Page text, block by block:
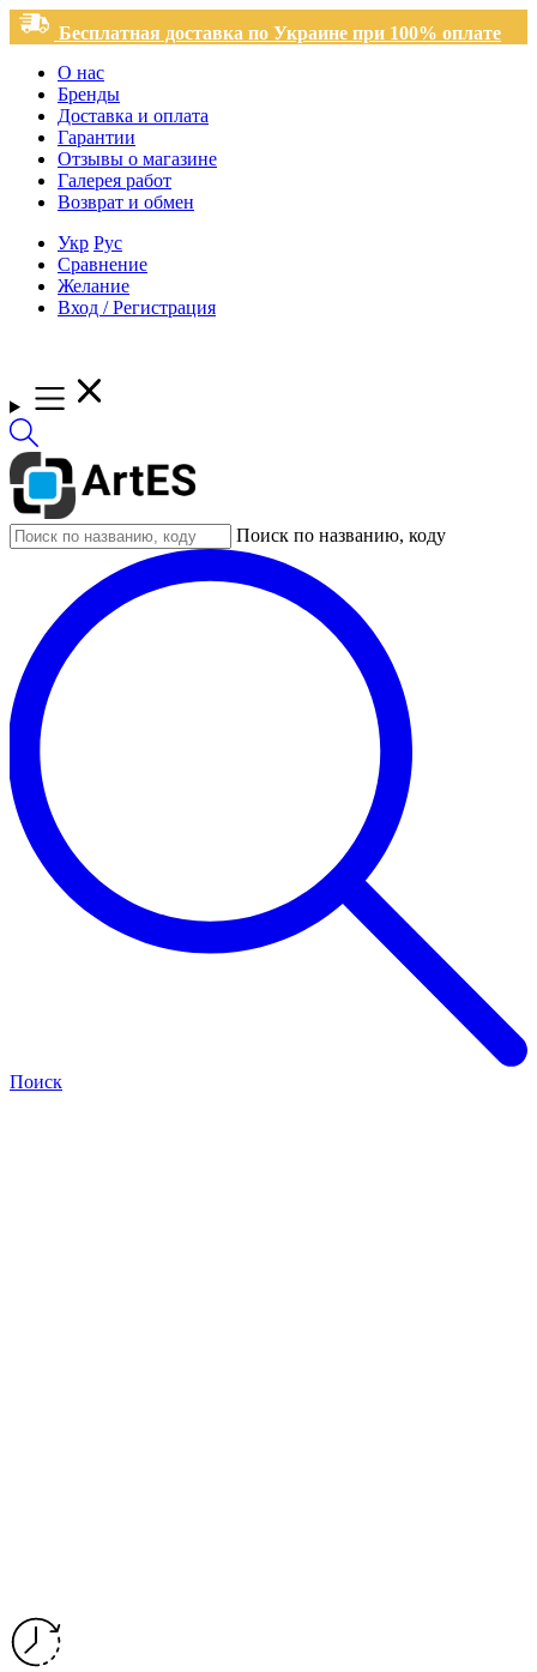
Бесплатная доставка по Украине при 100% оплате
О нас
Бренды
Доставка и оплата
Гарантии
Отзывы о магазине
Галерея работ
Возврат и обмен
Укр Рус
Сравнение
Желание
Вход / Регистрация
Поиск по названию, коду
Поиск